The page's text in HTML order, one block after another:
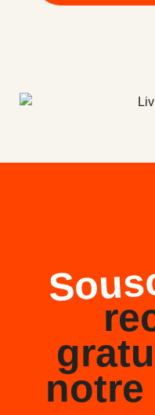
notre